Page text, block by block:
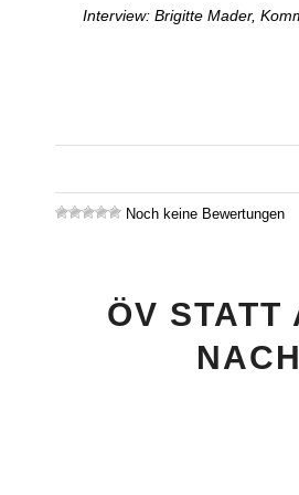
Interview: Brigitte Mader,
Noch keine Bewertungen
ÖV STATT